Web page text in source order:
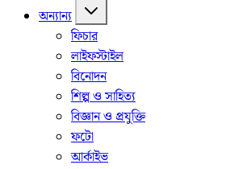
অন্যান্য
ফিচার
লাইফস্টাইল
বিনোদন
শিল্প ও সাহিত্য
বিজ্ঞান ও প্রযুক্তি
ফটো
আর্কাইভ